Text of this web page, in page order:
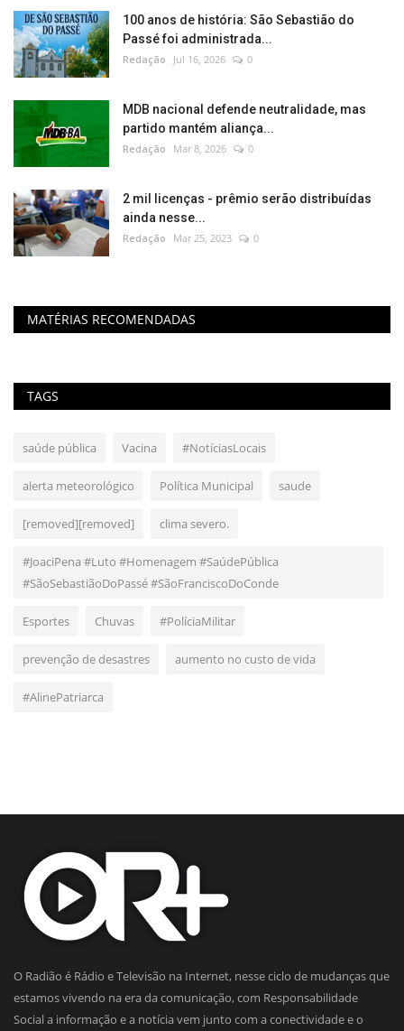
100 anos de história: São Sebastião do
Passé foi administrada...
Redação Jul 16, 2026 0
MDB nacional defende neutralidade, mas
partido mantém aliança...
Redação Mar 8, 2026 0
2 mil licenças - prêmio serão distribuídas
ainda nesse...
Redação Mar 25, 2023 0
MATÉRIAS RECOMENDADAS
TAGS
saúde pública Vacina #NotíciasLocais
alerta meteorológico Política Municipal saude
[removed][removed] clima severo.
#JoaciPena #Luto #Homenagem #SaúdePública
#SãoSebastiãoDoPassé #SãoFranciscoDoConde
Esportes Chuvas #PolíciaMilitar
prevenção de desastres aumento no custo de vida
#AlinePatriarca
O Radião é Rádio e Televisão na Internet, nesse ciclo de mudanças que
estamos vivendo na era da comunicação, com Responsabilidade
Social a informação e a notícia vem junto com a conectividade e o